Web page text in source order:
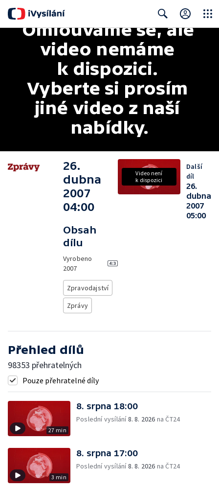
Search
Omlouváme se, ale
video nemáme
k dispozici.
Vyberte si prosím
jiné video z naší
nabídky.
26.
dubna
2007
04:00
Obsah
dílu
Vyrobeno
2007
Zpravodajství
Zprávy
Video není
k dispozici
Další
díl
26.
dubna
2007
05:00
Přehled dílů
98353 přehratelných
Pouze přehratelné díly
27 min
8. srpna 18:00
Poslední vysílání8. 8. 2026 na ČT24
3 min
8. srpna 17:00
Poslední vysílání8. 8. 2026 na ČT24